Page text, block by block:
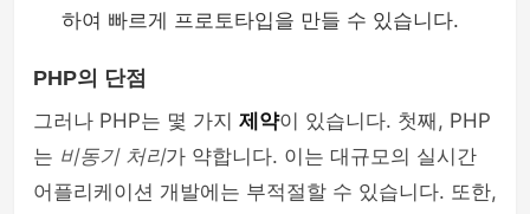
하여 빠르게 프로토타입을 만들 수 있습니다.
PHP의 단점
그러나 PHP는 몇 가지 제약이 있습니다. 첫째, PHP
는 비동기 처리가 약합니다. 이는 대규모의 실시간
어플리케이션 개발에는 부적절할 수 있습니다. 또한,